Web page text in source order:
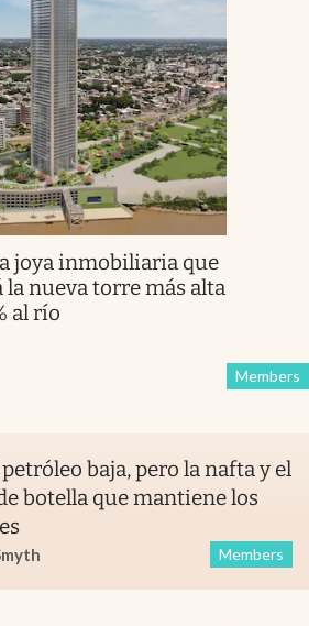
joya inmobiliaria que
la nueva torre más alta
al río
Members
petróleo baja, pero la nafta y el
botella que mantiene los
Members